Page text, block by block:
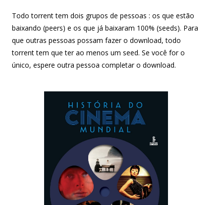
Todo torrent tem dois grupos de pessoas : os que estão
baixando (peers) e os que já baixaram 100% (seeds). Para
que outras pessoas possam fazer o download, todo
torrent tem que ter ao menos um seed. Se você for o
único, espere outra pessoa completar o download.